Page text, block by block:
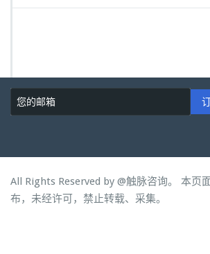
All Rights Reserved by @触脉咨询。 本页
布，未经许可，禁止转载、采集。